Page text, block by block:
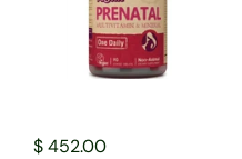
$ 452.00